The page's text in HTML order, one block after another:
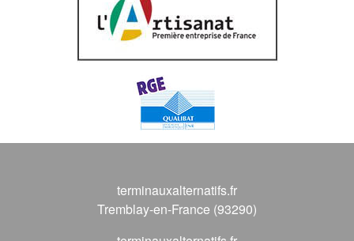
terminauxalternatifs.fr
Tremblay-en-France (93290)